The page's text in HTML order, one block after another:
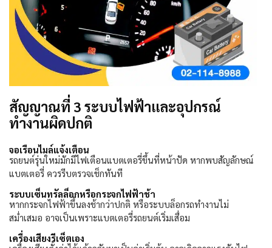
สัญญาณที่ 3 ระบบไฟฟ้าและอุปกรณ์
ทำงานผิดปกติ
จอเรือนไมล์แจ้งเตือน
รถยนต์รุ่นใหม่มักมีไฟเตือนแบตเตอรี่ขึ้นที่หน้าปัด หากพบสัญลักษณ์
แบตเตอรี่ ควรรีบตรวจเช็กทันที
ระบบเซ็นทรัลล็อกหรือกระจกไฟฟ้าช้า
หากกระจกไฟฟ้าขึ้นลงช้ากว่าปกติ หรือระบบล็อกรถทำงานไม่
สม่ำเสมอ อาจเป็นเพราะแบตเตอรี่รถยนต์เริ่มเสื่อม
เครื่องเสียงรีเซ็ตเอง